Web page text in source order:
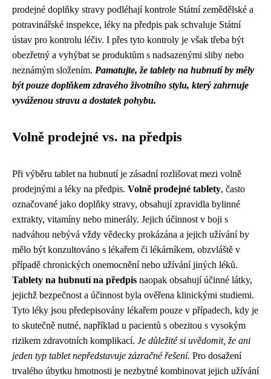
prodejné doplňky stravy podléhají kontrole Státní zemědělské a
potravinářské inspekce, léky na předpis pak schvaluje Státní
ústav pro kontrolu léčiv. I přes tyto kontroly je však třeba být
obezřetný a vyhýbat se produktům s nadsazenými sliby nebo
neznámým složením. Pamatujte, že tablety na hubnutí by měly
být pouze doplňkem zdravého životního stylu, který zahrnuje
vyváženou stravu a dostatek pohybu.
Volně prodejné vs. na předpis
Při výběru tablet na hubnutí je zásadní rozlišovat mezi volně
prodejnými a léky na předpis. Volně prodejné tablety, často
označované jako doplňky stravy, obsahují zpravidla bylinné
extrakty, vitamíny nebo minerály. Jejich účinnost v boji s
nadváhou nebývá vždy vědecky prokázána a jejich užívání by
mělo být konzultováno s lékařem či lékárníkem, obzvláště v
případě chronických onemocnění nebo užívání jiných léků.
Tablety na hubnutí na předpis naopak obsahují účinné látky,
jejichž bezpečnost a účinnost byla ověřena klinickými studiemi.
Tyto léky jsou předepisovány lékařem pouze v případech, kdy je
to skutečně nutné, například u pacientů s obezitou s vysokým
rizikem zdravotních komplikací. Je důležité si uvědomit, že ani
jeden typ tablet nepředstavuje zázračné řešení. Pro dosažení
trvalého úbytku hmotnosti je nezbytné kombinovat jejich užívání